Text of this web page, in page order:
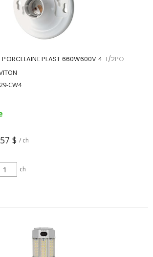
PLAST 660W600V 4-1/2PO
CW4
$ / ch
ch